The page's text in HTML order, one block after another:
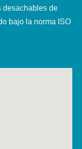
desachables de
bajo la norma ISO